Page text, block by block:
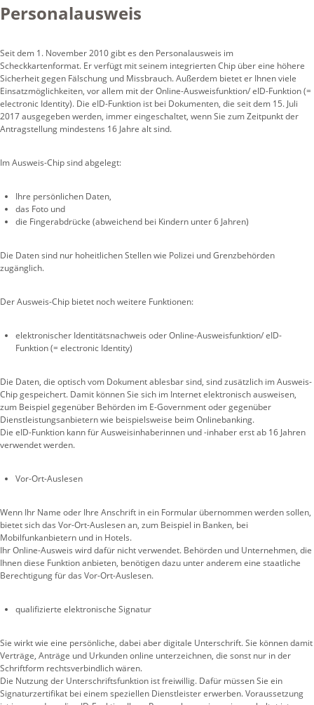
Personalausweis
Seit dem 1. November 2010 gibt es den Personalausweis im
Scheckkartenformat. Er verfügt mit seinem integrierten Chip über eine höhere
Sicherheit gegen Fälschung und Missbrauch. Außerdem bietet er Ihnen viele
Einsatzmöglichkeiten, vor allem mit der Online-Ausweisfunktion/ eID-Funktion (=
electronic Identity). Die eID-Funktion ist bei Dokumenten, die seit dem 15. Juli
2017 ausgegeben werden, immer eingeschaltet, wenn Sie zum Zeitpunkt der
Antragstellung mindestens 16 Jahre alt sind.
Im Ausweis-Chip sind abgelegt:
Ihre persönlichen Daten,
das Foto und
die Fingerabdrücke (abweichend bei Kindern unter 6 Jahren)
Die Daten sind nur hoheitlichen Stellen wie Polizei und Grenzbehörden
zugänglich.
Der Ausweis-Chip bietet noch weitere Funktionen:
elektronischer Identitätsnachweis oder Online-Ausweisfunktion/ eID-
Funktion (= electronic Identity)
Die Daten, die optisch vom Dokument ablesbar sind, sind zusätzlich im Ausweis-
Chip gespeichert. Damit können Sie sich im Internet elektronisch ausweisen,
zum Beispiel gegenüber Behörden im E-Government oder gegenüber
Dienstleistungsanbietern wie beispielsweise beim Onlinebanking.
Die eID-Funktion kann für Ausweisinhaberinnen und -inhaber erst ab 16 Jahren
verwendet werden.
Vor-Ort-Auslesen
Wenn Ihr Name oder Ihre Anschrift in ein Formular übernommen werden sollen,
bietet sich das Vor-Ort-Auslesen an, zum Beispiel in Banken, bei
Mobilfunkanbietern und in Hotels.
Ihr Online-Ausweis wird dafür nicht verwendet. Behörden und Unternehmen, die
Ihnen diese Funktion anbieten, benötigen dazu unter anderem eine staatliche
Berechtigung für das Vor-Ort-Auslesen.
qualifizierte elektronische Signatur
Sie wirkt wie eine persönliche, dabei aber digitale Unterschrift. Sie können damit
Verträge, Anträge und Urkunden online unterzeichnen, die sonst nur in der
Schriftform rechtsverbindlich wären.
Die Nutzung der Unterschriftsfunktion ist freiwillig. Dafür müssen Sie ein
Signaturzertifikat bei einem speziellen Dienstleister erwerben. Voraussetzung